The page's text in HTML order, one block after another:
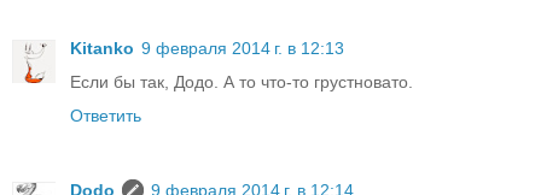
Kitanko 9 февраля 2014 г. в 12:13
Если бы так, Додо. А то что-то грустновато.
Ответить
Dodo
9 февраля 2014 г. в 12:14